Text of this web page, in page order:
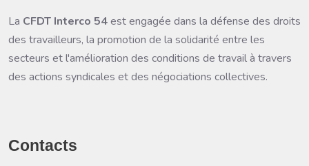
La CFDT Interco 54est engagée dans la défense des droits
des travailleurs, la promotion de la solidarité entre les
secteurs et l'amélioration des conditions de travail à travers
des actions syndicales et des négociations collectives.
Contacts